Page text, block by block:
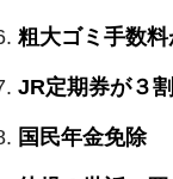
粗大ゴミ手数
JR定期券が３割
国民年金免除